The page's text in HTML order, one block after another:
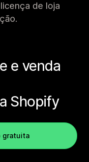
de loja
e venda
Shopify
gratuita